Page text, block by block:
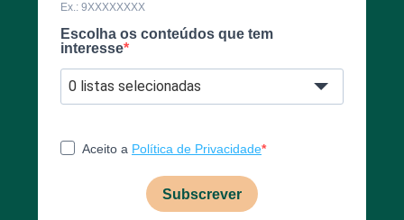
Ex.: 9XXXXXXXX
Escolha os conteúdos que tem
interesse
0 listas selecionadas
Aceito a Política de Privacidade
Subscrever